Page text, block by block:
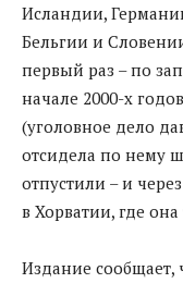
Исландии,
Бельгии и
первый раз – по
начале 2000-х
(уголовное дело
отсидела по нему
отпустили – и
в Хорватии, где
Издание сообщает,